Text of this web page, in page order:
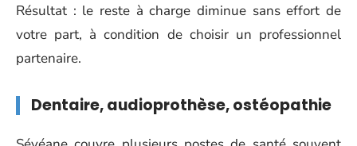
Résultat : le reste à charge diminue sans effort de
votre part, à condition de choisir un professionnel
partenaire.
Dentaire, audioprothèse, ostéopathie